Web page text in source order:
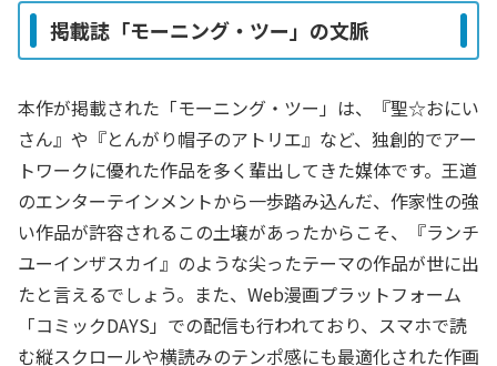
掲載誌「モーニング・ツー」の文脈
本作が掲載された「モーニング・ツー」は、『聖☆おにい
さん』や『とんがり帽子のアトリエ』など、独創的でアー
トワークに優れた作品を多く輩出してきた媒体です。王道
のエンターテインメントから一歩踏み込んだ、作家性の強
い作品が許容されるこの土壌があったからこそ、『ランチ
ユーインザスカイ』のような尖ったテーマの作品が世に出
たと言えるでしょう。また、Web漫画プラットフォーム
「コミックDAYS」での配信も行われており、スマホで読
む縦スクロールや横読みのテンポ感にも最適化された作画